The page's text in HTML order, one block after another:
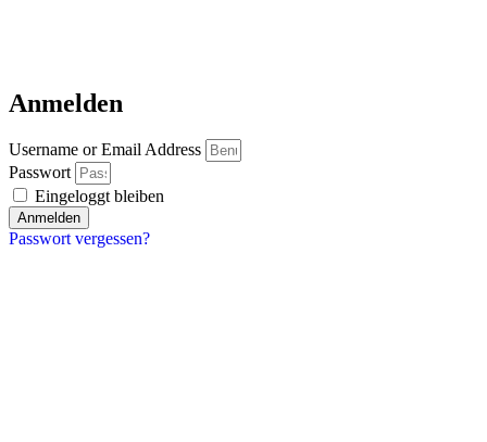
Anmelden
Username or Email Address
Passwort
Eingeloggt bleiben
Anmelden
Passwort vergessen?